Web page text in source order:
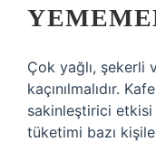
Çok yağlı, şekerli
kaçınılmalıdır.
sakinleştirici
tüketimi bazı